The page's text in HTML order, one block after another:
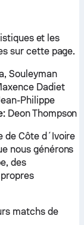
et les
sur cette page.
Souleyman
Dadiet
Philippe
Deon Thompson
de Côte d´Ivoire
nous générons
des
matchs de